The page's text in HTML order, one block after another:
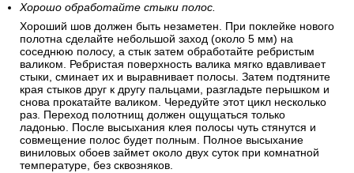
Хорошо обработайте стыки полос.
Хороший шов должен быть незаметен. При поклейке нового
полотна сделайте небольшой заход (около 5 мм) на
соседнюю полосу, а стык затем обработайте ребристым
валиком. Ребристая поверхность валика мягко вдавливает
стыки, сминает их и выравнивает полосы. Затем подтяните
края стыков друг к другу пальцами, разгладьте перышком и
снова прокатайте валиком. Чередуйте этот цикл несколько
раз. Переход полотнищ должен ощущаться только
ладонью. После высыхания клея полосы чуть стянутся и
совмещение полос будет полным. Полное высыхание
виниловых обоев займет около двух суток при комнатной
температуре, без сквозняков.